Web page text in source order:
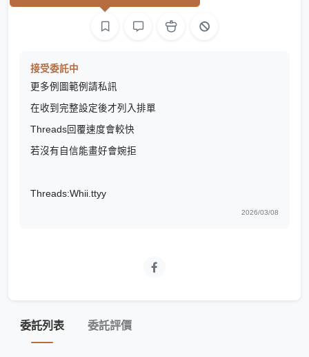
接受委託中
更多例圖範例請私訊
在收到完整設定後才列入排單
Threads回覆速度會較快
若沒有自信能畫好會婉拒
Threads:Whii.ttyy
2026/03/08
委託列表 委託評價